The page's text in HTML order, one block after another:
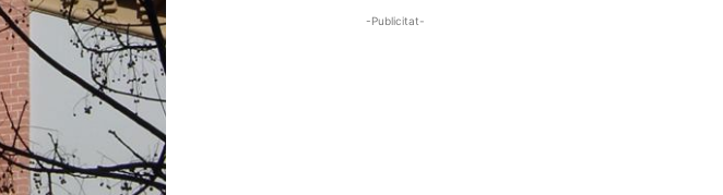
-Publicitat-